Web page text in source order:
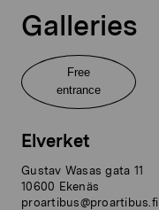
Galleries
Free
entrance
Elverket
Gustav Wasas gata 11
10600 Ekenäs
proartibus@proartibus.fi